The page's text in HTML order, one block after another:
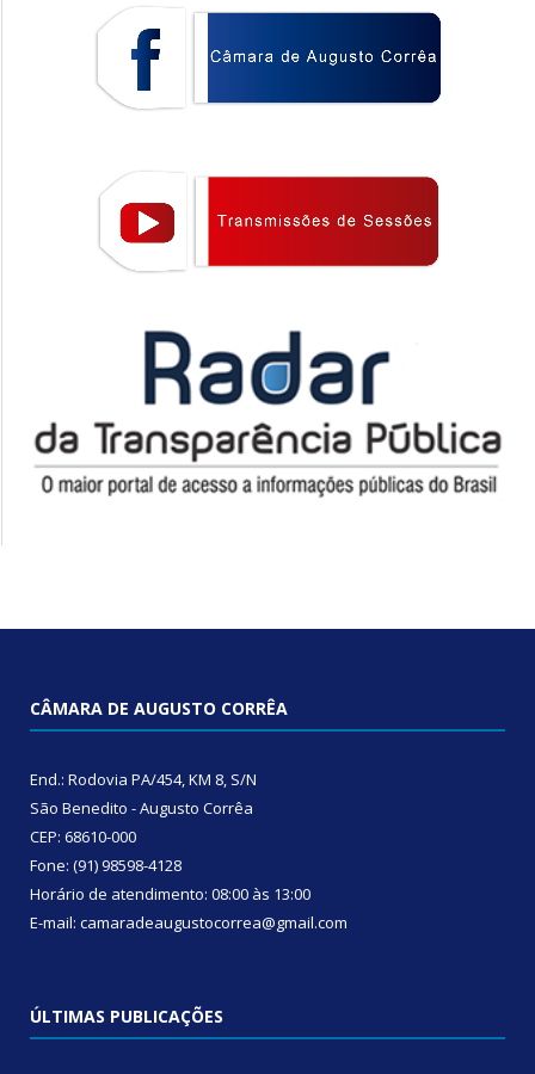
CÂMARA DE AUGUSTO CORRÊA
End.: Rodovia PA/454, KM 8, S/N
São Benedito - Augusto Corrêa
CEP: 68610-000
Fone: (91) 98598-4128
Horário de atendimento: 08:00 às 13:00
E-mail: camaradeaugustocorrea@gmail.com
ÚLTIMAS PUBLICAÇÕES